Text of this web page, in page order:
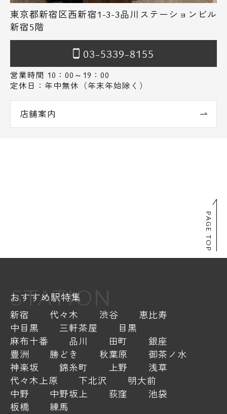
東京都新宿区西新宿1-3-3品川ステーションビル
新宿5階
03-5339-8155
営業時間 10：00～19：00
定休日：年中無休（年末年始除く）
店舗案内
PAGE TOP
STATION
おすすめ駅特集
新宿 代々木 渋谷
恵比寿
中目黒
三軒茶屋
目黒
麻布十番
品川 田町
銀座
豊洲
勝どき 秋葉原
御茶ノ水
神楽坂
錦糸町 上野
浅草
代々木上原
下北沢
明大前
中野
中野坂上 荻窪
池袋
板橋
練馬